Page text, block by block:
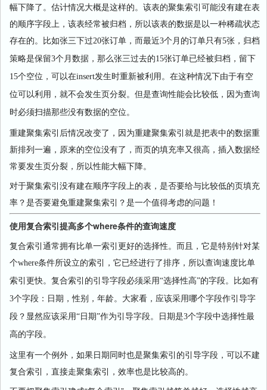
幅下降了。估计情况大概是这样的。该表的聚集索引可能没有建在表
的顺序字段上，该表经常被归档，所以该表的数据是以一种稀疏状态
存在的。比如张三下过20张订单，而最近3个月的订单只有5张，归档
策略是保留3个月数据，那么张三过去的15张订单已经被归档，留下
15个空位，可以在insert发生时重新被利用。在这种情况下由于有空
位可以利用，就不会发生页分裂。但是查询性能会比较低，因为查询
时必须扫描那些没有数据的空位。
重建聚集索引后情况改变了，因为重建聚集索引就是把表中的数据重
新排列一遍，原来的空位没有了，而页的填充率又很高，插入数据经
常要发生页分裂，所以性能大幅下降。
对于聚集索引没有建在顺序字段上的表，是否要给与比较低的页填充
率？是否要避免重建聚集索引？是一个值得考虑的问题！
使用复合索引提高多个where条件的查询速度
复合索引通常拥有比单一索引更好的选择性。而且，它是特别针对某
个where条件所设立的索引，它已经进行了排序，所以查询速度比单
索引更快。复合索引的引导字段必须采用“选择性高”的字段。比如有
3个字段：日期，性别，年龄。大家看，应该采用哪个字段作引导字
段？显然应该采用“日期”作为引导字段。日期是3个字段中选择性最
高的字段。
这里有一个例外，如果日期同时也是聚集索引的引导字段，可以不建
复合索引，直接走聚集索引，效率也是比较高的。